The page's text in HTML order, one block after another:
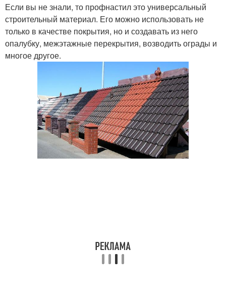
Если вы не знали, то профнастил это универсальный
строительный материал. Его можно использовать не
только в качестве покрытия, но и создавать из него
опалубку, межэтажные перекрытия, возводить ограды и
многое другое.